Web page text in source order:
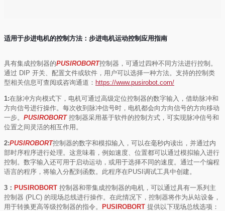
适用于步进电机的控制方法：步进电机运动控制应用指南
具有集成控制器的PUSIROBORT控制器，可通过四种不同方法进行控制。
通过 DIP 开关、配置文件或软件，用户可以选择一种方法。支持的控制类
型相关信息可查阅或咨询通道： https://www.pusirobot.com/
1:在脉冲方向模式下，电机可通过高级定位控制器的数字输入，借助脉冲和
方向信号进行操作。每次收到脉冲信号时，电机都会向方向信号的方向移动
一步。 PUSIROBORT 控制器采用基于软件的控制方式，可实现脉冲信号和
位置之间灵活的相互作用。
2:PUSIROBORT控制器的数字和模拟输入，可以在毫秒内读出，并通过内
部时序程序进行处理。这意味着，例如速度、位置都可以通过模拟输入进行
控制。数字输入还可用于启动运动，或用于选择不同的速度。通过一个编程
语言的程序，将输入分配到函数。此程序在PUSI调试工具中创建。
3： PUSIROBORT 控制器和带集成控制器的电机，可以通过具有一系列主
控制器 (PLC) 的现场总线进行操作。在此情况下，控制器将作为从站设备，
用于转换更高等级控制器的指令。
PUSIROBORT 提供以下现场总线选项：